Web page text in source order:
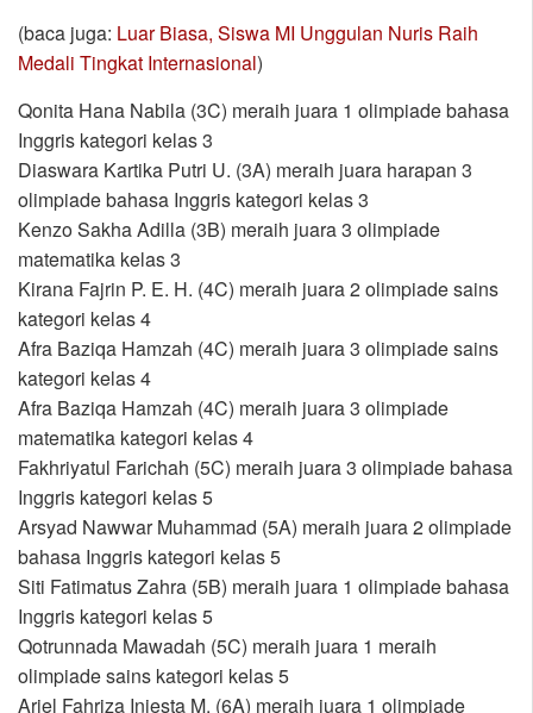
(baca juga: Luar Biasa, Siswa MI Unggulan Nuris Raih
Medali Tingkat Internasional)
Qonita Hana Nabila (3C) meraih juara 1 olimpiade bahasa
Inggris kategori kelas 3
Diaswara Kartika Putri U. (3A) meraih juara harapan 3
olimpiade bahasa Inggris kategori kelas 3
Kenzo Sakha Adilla (3B) meraih juara 3 olimpiade
matematika kelas 3
Kirana Fajrin P. E. H. (4C) meraih juara 2 olimpiade sains
kategori kelas 4
Afra Baziqa Hamzah (4C) meraih juara 3 olimpiade sains
kategori kelas 4
Afra Baziqa Hamzah (4C) meraih juara 3 olimpiade
matematika kategori kelas 4
Fakhriyatul Farichah (5C) meraih juara 3 olimpiade bahasa
Inggris kategori kelas 5
Arsyad Nawwar Muhammad (5A) meraih juara 2 olimpiade
bahasa Inggris kategori kelas 5
Siti Fatimatus Zahra (5B) meraih juara 1 olimpiade bahasa
Inggris kategori kelas 5
Qotrunnada Mawadah (5C) meraih juara 1 meraih
olimpiade sains kategori kelas 5
Ariel Fahriza Iniesta M. (6A) meraih juara 1 olimpiade